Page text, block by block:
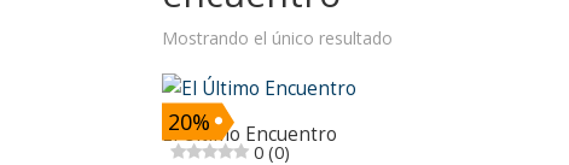
Mostrando el único resultado
20%
El Último Encuentro
0 (0)